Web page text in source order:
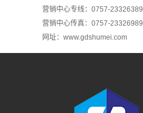
营销中心专线：0757-23326389
营销中心传真：0757-23326989
网址：www.gdshumei.com